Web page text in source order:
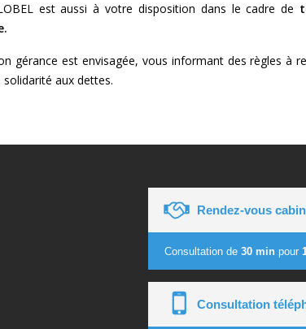
est aussi à votre disposition dans le cadre de
gérance est envisagée, vous informant des règles à
aux dettes.
Rendez-vous
Consultation de 30 min pour
Consultation